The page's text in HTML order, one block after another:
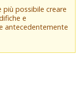
possibile creare
e
antecedentemente